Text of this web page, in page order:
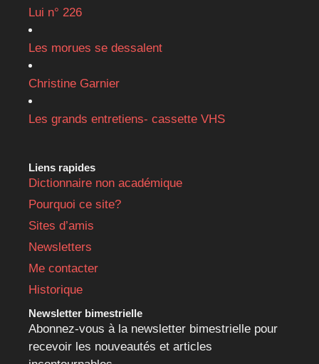
Lui n° 226
Les morues se dessalent
Christine Garnier
Les grands entretiens- cassette VHS
Liens rapides
Dictionnaire non académique
Pourquoi ce site?
Sites d’amis
Newsletters
Me contacter
Historique
Newsletter bimestrielle
Abonnez-vous à la newsletter bimestrielle pour
recevoir les nouveautés et articles